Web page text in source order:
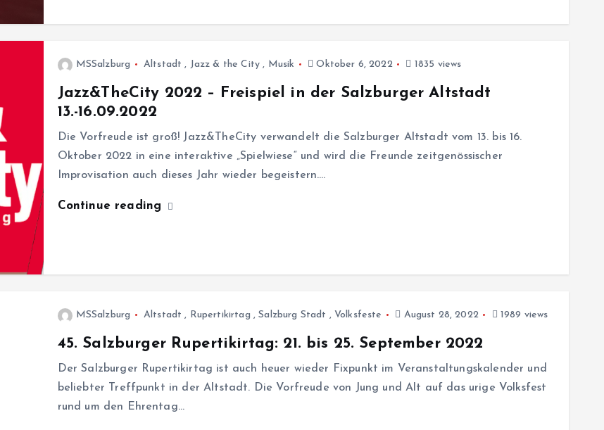
MSSalzburg Altstadt , Jazz & the City , Musik Oktober 6, 2022 1835 views
Jazz&TheCity 2022 – Freispiel in der Salzburger Altstadt
13.-16.09.2022
Die Vorfreude ist groß! Jazz&TheCity verwandelt die Salzburger Altstadt vom 13. bis 16.
Oktober 2022 in eine interaktive „Spielwiese“ und wird die Freunde zeitgenössischer
Improvisation auch dieses Jahr wieder begeistern.…
Continue reading
MSSalzburg Altstadt , Rupertikirtag ,Salzburg Stadt , Volksfeste August 28, 2022 1989 views
45. Salzburger Rupertikirtag: 21. bis 25. September 2022
Der Salzburger Rupertikirtag ist auch heuer wieder Fixpunkt im Veranstaltungskalender und
beliebter Treffpunkt in der Altstadt. Die Vorfreude von Jung und Alt auf das urige Volksfest
rund um den Ehrentag…